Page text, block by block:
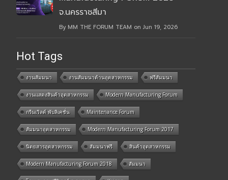
จ.นครราชสีมา
By MM THE FORUM TEAM on Jun 19, 2026
Hot Tags
งานสัมมนา งานสัมมนาด้านอุตสาหกรรม ฟรีสัมมนา
งานแสดงสินค้าอุตสาหกรรม Modern Manufacturing Forum
กรีนเวิลด์ พับลิเคชั่น Maintenance Forum
สัมมนาอุตสาหกรรม Modern Manufacturing Forum 2017
นิตยสารอุตสาหกรรม สัมมนาฟรี สินค้าอุตสาหกรรม
Modern Manufacturing Forum 2018 สัมมนา